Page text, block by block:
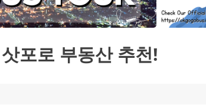
포로 부동산 추천!